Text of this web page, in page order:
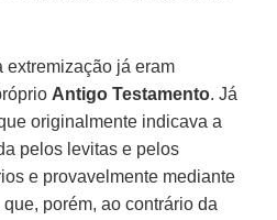
extremização já eram
Antigo Testamento. Já
originalmente indicava a
pelos levitas e pelos
e provavelmente mediante
porém, ao contrário da